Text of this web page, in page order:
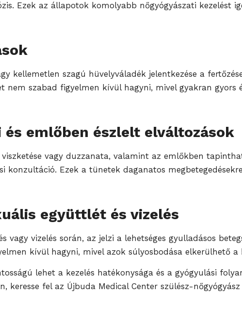
Ezek az állapotok komolyabb nőgyógyászati kezelést
kellemetlen szagú hüvelyváladék jelentkezése a
nem szabad figyelmen kívül hagyni, mivel gyakran gyors
és emlőben észlelt elváltozások
vagy duzzanata, valamint az emlőkben
konzultáció. Ezek a tünetek daganatos
együttlét és vizelés
vagy vizelés során, az jelzi a lehetséges gyulladásos
kívül hagyni, mivel azok súlyosbodása elkerülhető a
lehet a kezelés hatékonysága és a gyógyulási
keresse fel az Újbuda Medical Center szülész-